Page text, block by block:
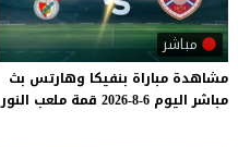
مباشر
مشاهدة مباراة بنفيكا وهارتس بث
مباشر اليوم 6-8-2026 قمة ملعب النور